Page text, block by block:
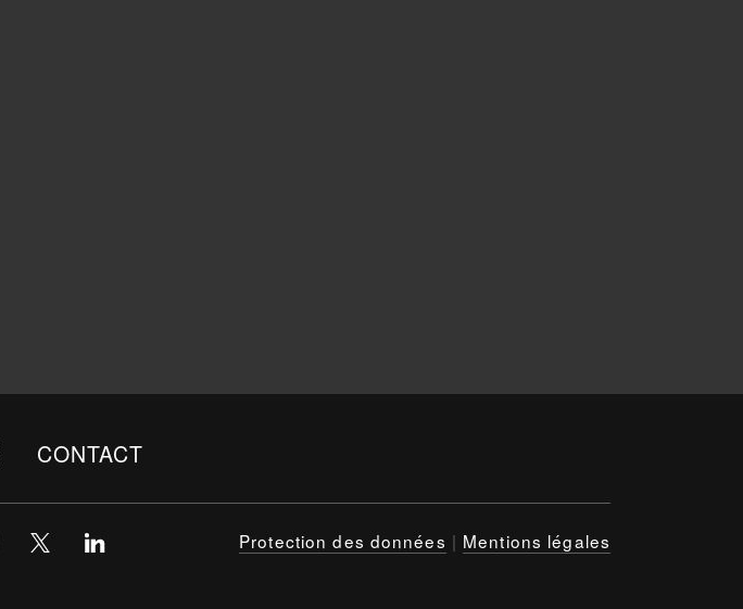
CONTACT
Protection des données | Mentions légales